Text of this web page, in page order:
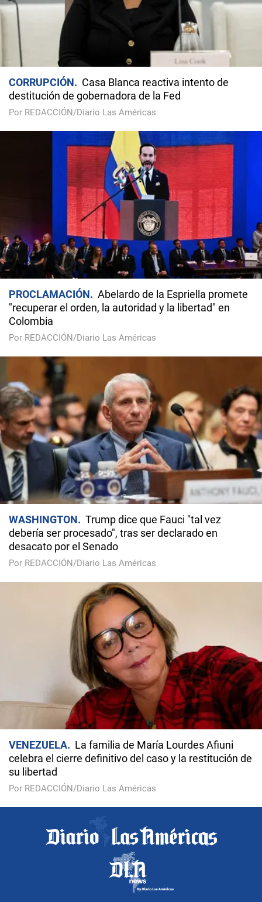
CORRUPCIÓN
Casa Blanca reactiva intento de
destitución de gobernadora de la Fed
Por REDACCIÓN/Diario Las Américas
PROCLAMACIÓN
Abelardo de la Espriella promete
"recuperar el orden, la autoridad y la libertad" en
Colombia
Por REDACCIÓN/Diario Las Américas
WASHINGTON
Trump dice que Fauci "tal vez
debería ser procesado", tras ser declarado en
desacato por el Senado
Por REDACCIÓN/Diario Las Américas
VENEZUELA
La familia de María Lourdes Afiuni
celebra el cierre definitivo del caso y la restitución de
su libertad
Por REDACCIÓN/Diario Las Américas